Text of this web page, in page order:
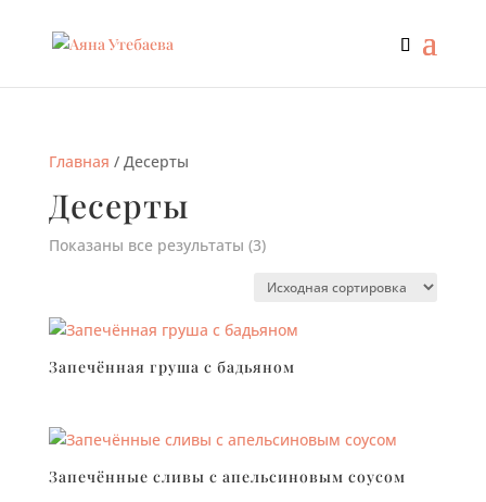
Главная / Десерты
Десерты
Показаны все результаты (3)
Запечённая груша с бадьяном
Запечённые сливы с апельсиновым соусом